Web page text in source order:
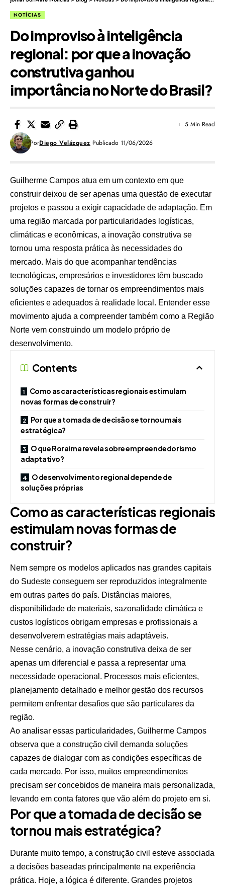
NOTÍCIAS
Do improviso à inteligência
regional: por que a inovação
construtiva ganhou
importância no Norte do Brasil?
PorDiego Velázquez Publicado 11/06/2026
5 Min Read
Guilherme Campos atua em um contexto em que
construir deixou de ser apenas uma questão de executar
projetos e passou a exigir capacidade de adaptação. Em
uma região marcada por particularidades logísticas,
climáticas e econômicas, a inovação construtiva se
tornou uma resposta prática às necessidades do
mercado. Mais do que acompanhar tendências
tecnológicas, empresários e investidores têm buscado
soluções capazes de tornar os empreendimentos mais
eficientes e adequados à realidade local. Entender esse
movimento ajuda a compreender também como a Região
Norte vem construindo um modelo próprio de
desenvolvimento.
Contents
Como as características regionais estimulam
novas formas de construir?
Por que a tomada de decisão se tornou mais
estratégica?
O que Roraima revela sobre empreendedorismo
adaptativo?
O desenvolvimento regional depende de
soluções próprias
Como as características regionais
estimulam novas formas de
construir?
Nem sempre os modelos aplicados nas grandes capitais
do Sudeste conseguem ser reproduzidos integralmente
em outras partes do país. Distâncias maiores,
disponibilidade de materiais, sazonalidade climática e
custos logísticos obrigam empresas e profissionais a
desenvolverem estratégias mais adaptáveis.
Nesse cenário, a inovação construtiva deixa de ser
apenas um diferencial e passa a representar uma
necessidade operacional. Processos mais eficientes,
planejamento detalhado e melhor gestão dos recursos
permitem enfrentar desafios que são particulares da
região.
Ao analisar essas particularidades, Guilherme Campos
observa que a construção civil demanda soluções
capazes de dialogar com as condições específicas de
cada mercado. Por isso, muitos empreendimentos
precisam ser concebidos de maneira mais personalizada,
levando em conta fatores que vão além do projeto em si.
Por que a tomada de decisão se
tornou mais estratégica?
Durante muito tempo, a construção civil esteve associada
a decisões baseadas principalmente na experiência
prática. Hoje, a lógica é diferente. Grandes projetos